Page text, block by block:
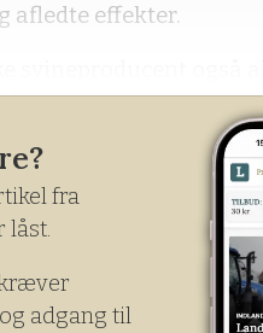
afledte effekter.
for store,
fra
låst.
adgang til